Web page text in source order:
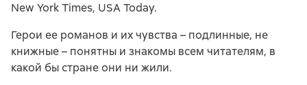
New York Times, USA Today.
Герои ее романов и их чувства – подлинные, не
книжные – понятны и знакомы всем читателям, в
какой бы стране они ни жили.